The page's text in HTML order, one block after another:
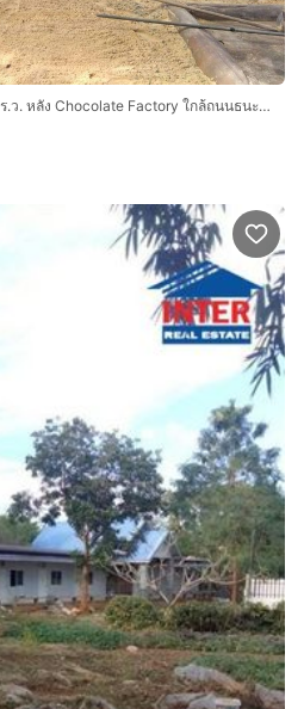
ขายบ้านพร้อมที่ดินเขาใหญ่ 87 ตร.ว. หลัง Chocolate Factory ใกล้ถนนธนะรัชต์ เดินทางง่าย